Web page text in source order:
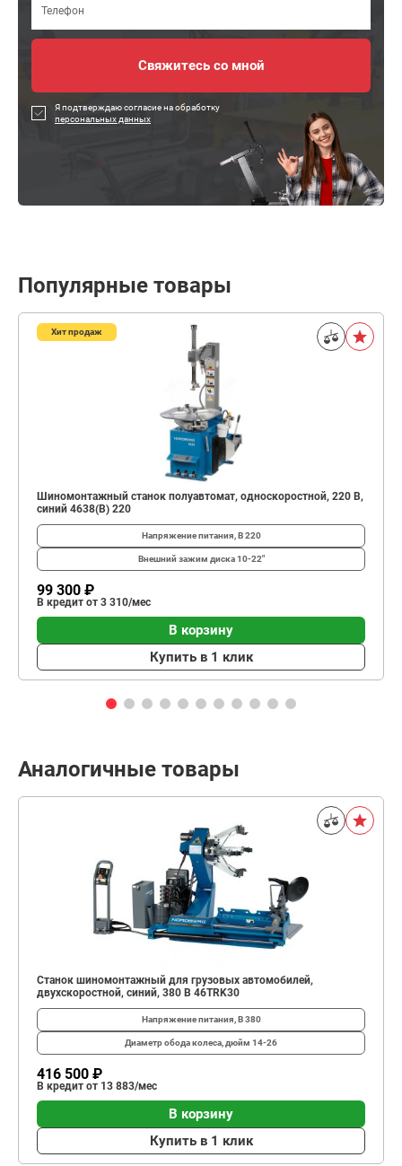
Я подтверждаю согласие на обработку
персональных данных
Популярные товары
Хит продаж
Шиномонтажный станок полуавтомат, односкоростной, 220 В,
синий 4638(B) 220
Напряжение питания, В220
Внешний зажим диска10-22"
99 300 ₽
В кредит от 3 310/мес
В корзину
Купить в 1 клик
Аналогичные товары
Станок шиномонтажный для грузовых автомобилей,
двухскоростной, синий, 380 В 46TRK30
Напряжение питания, В380
Диаметр обода колеса, дюйм 14-26
416 500 ₽
В кредит от 13 883/мес
В корзину
Купить в 1 клик